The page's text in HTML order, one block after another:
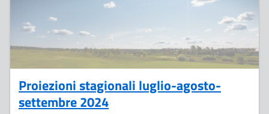
Proiezioni stagionali luglio-agosto-
settembre 2024